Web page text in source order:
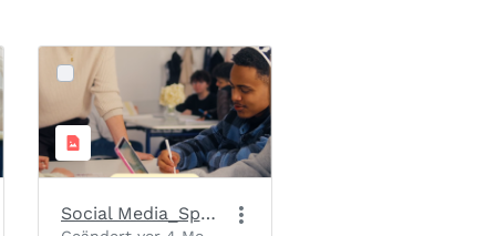
Social Media_Spendenaufruf_Slide 1_Motiv 1